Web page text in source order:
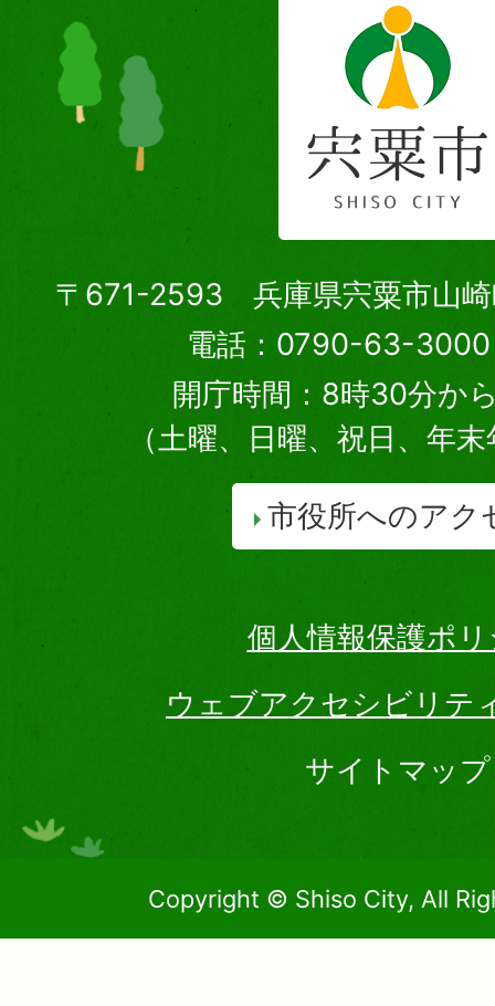
〒671-2593 兵庫県宍粟市山崎
電話：0790-63-3000
開庁時間：8時30分か
（土曜、日曜、祝日、年
市役所へのアク
個人情報保護ポ
ウェブアクセシビリテ
サイトマップ
Copyright © Shiso City, All